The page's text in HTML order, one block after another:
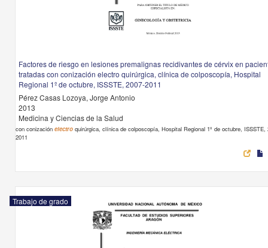
Factores de riesgo en lesiones premalignas recidivantes de cérvix en
tratadas con conización electro quirúrgica, clínica de colposcopía, Hospital
Regional 1º de octubre, ISSSTE, 2007-2011
Pérez Casas Lozoya, Jorge Antonio
2013
Medicina y Ciencias de la Salud
con conizaciónelectro quirúrgica, clínica de colposcopía, Hospital Regional 1º de octubre, ISSSTE,
2011
Trabajo de grado